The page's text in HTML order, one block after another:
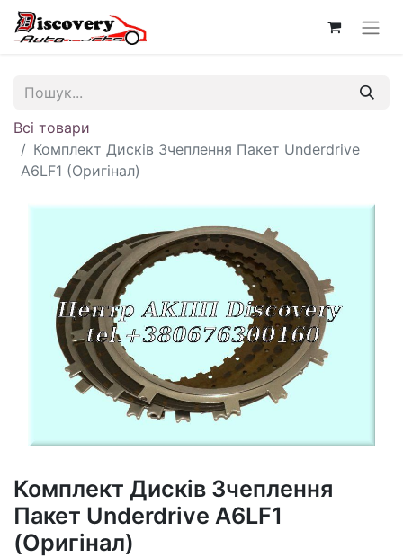
Всі товари
Комплект Дисків Зчеплення Пакет Underdrive
A6LF1 (Оригінал)
Комплект Дисків Зчеплення
Пакет Underdrive A6LF1
(Оригінал)